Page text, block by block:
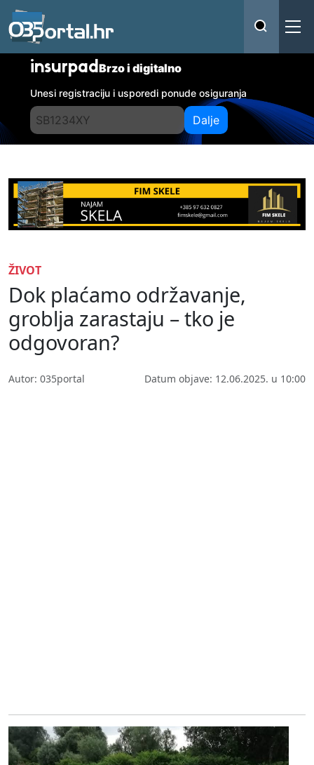
insurpadBrzo i digitalno
Unesi registraciju i usporedi ponude osiguranja
Dalje
ŽIVOT
Dok plaćamo održavanje,
groblja zarastaju – tko je
odgovoran?
Autor: 035portal Datum objave: 12.06.2025. u 10:00